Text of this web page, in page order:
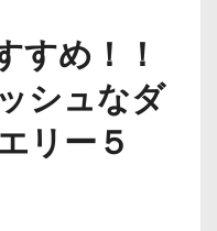
すめ！！
シュなダ
リー５